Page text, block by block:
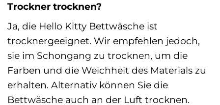
Trockner trocknen?
Ja, die Hello Kitty Bettwäsche ist
trocknergeeignet. Wir empfehlen jedoch,
sie im Schongang zu trocknen, um die
Farben und die Weichheit des Materials zu
erhalten. Alternativ können Sie die
Bettwäsche auch an der Luft trocknen.